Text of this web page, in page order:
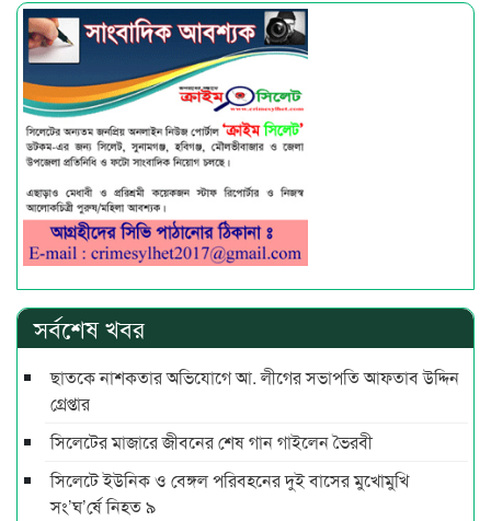
সর্বশেষ খবর
ছাতকে নাশকতার অভিযোগে আ. লীগের সভাপ‌তি আফতাব উদ্দিন
গ্রেপ্তার
সিলেটের মাজারে জীবনের শেষ গান গাইলেন ভৈরবী
সিলেটে ইউনিক ও বেঙ্গল পরিবহনের দুই বাসের মুখোমুখি
সং’ঘ’র্ষে নিহত ৯